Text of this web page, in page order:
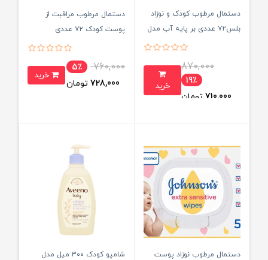
دستمال مرطوب کودک و نوزاد
بلس۷۲ عددی بر پایه آب مدل
870,000
19٪
710,000 تومان
خرید
دستمال مرطوب مراقبت از
پوست کودک ۷۲ عددی
760,000
5٪
728,000 تومان
دستمال مرطوب نوزاد پوست
شامپو کودک ۳۰۰ میل مدل